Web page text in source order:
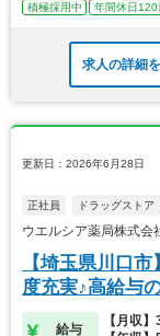
積極採用中
年間休日120
求人の詳細
更新日：2026年6月28日
正社員 ドラッグストア
ウエルシア薬局株式
【埼玉県川口
度充実♪高給与
給与
【月収